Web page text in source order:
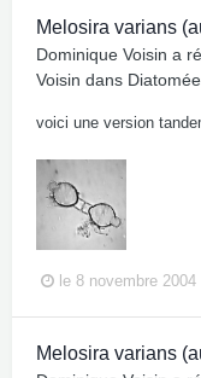
Melosira varians
Dominique Voisin a
Voisin dans
voici une version
le 8 novembre 2004
Melosira varians